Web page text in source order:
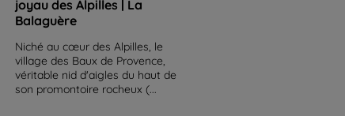
joyau des Alpilles | La
Balaguère
Niché au cœur des Alpilles, le
village des Baux de Provence,
véritable nid d'aigles du haut de
son promontoire rocheux (...